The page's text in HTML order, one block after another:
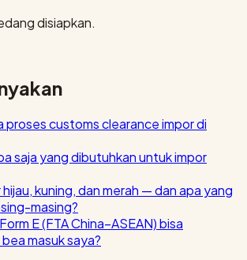
disiapkan.
proses customs clearance impor di
saja yang dibutuhkan untuk impor
hijau, kuning, dan merah — dan apa yang
masing?
E (FTA China–ASEAN) bisa
masuk saya?